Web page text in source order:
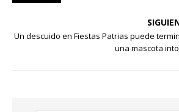
Un descuido en Fiestas Patrias puede
una mascota